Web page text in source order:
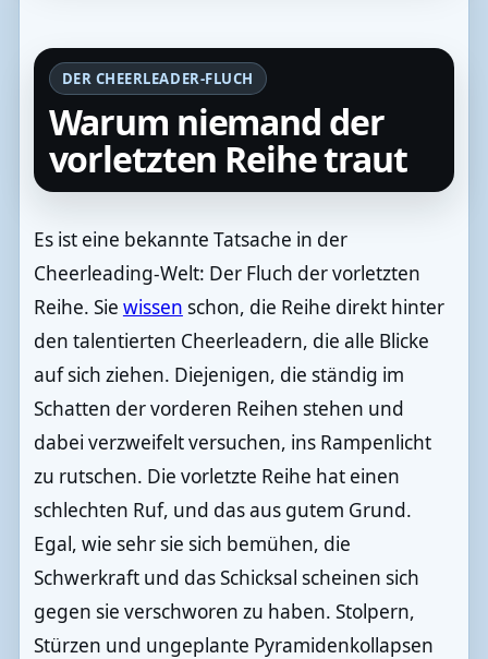
DER CHEERLEADER-FLUCH
Warum niemand der
vorletzten Reihe traut
Es ist eine bekannte Tatsache in der
Cheerleading-Welt: Der Fluch der vorletzten
Reihe. Sie wissen schon, die Reihe direkt hinter
den talentierten Cheerleadern, die alle Blicke
auf sich ziehen. Diejenigen, die ständig im
Schatten der vorderen Reihen stehen und
dabei verzweifelt versuchen, ins Rampenlicht
zu rutschen. Die vorletzte Reihe hat einen
schlechten Ruf, und das aus gutem Grund.
Egal, wie sehr sie sich bemühen, die
Schwerkraft und das Schicksal scheinen sich
gegen sie verschworen zu haben. Stolpern,
Stürzen und ungeplante Pyramidenkollapsen